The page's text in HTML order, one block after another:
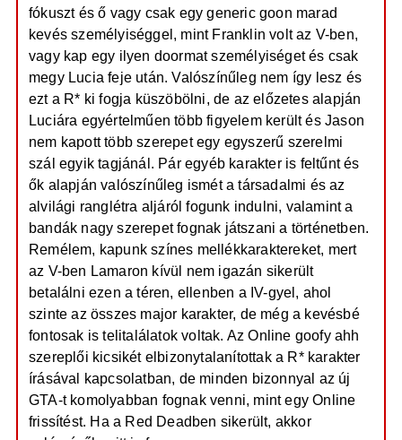
fókuszt és ő vagy csak egy generic goon marad
kevés személyiséggel, mint Franklin volt az V-ben,
vagy kap egy ilyen doormat személyiséget és csak
megy Lucia feje után. Valószínűleg nem így lesz és
ezt a R* ki fogja küszöbölni, de az előzetes alapján
Luciára egyértelműen több figyelem került és Jason
nem kapott több szerepet egy egyszerű szerelmi
szál egyik tagjánál. Pár egyéb karakter is feltűnt és
ők alapján valószínűleg ismét a társadalmi és az
alvilági ranglétra aljáról fogunk indulni, valamint a
bandák nagy szerepet fognak játszani a történetben.
Remélem, kapunk színes mellékkaraktereket, mert
az V-ben Lamaron kívül nem igazán sikerült
betalálni ezen a téren, ellenben a IV-gyel, ahol
szinte az összes major karakter, de még a kevésbé
fontosak is telitalálatok voltak. Az Online goofy ahh
szereplői kicsikét elbizonytalanítottak a R* karakter
írásával kapcsolatban, de minden bizonnyal az új
GTA-t komolyabban fognak venni, mint egy Online
frissítést. Ha a Red Deadben sikerült, akkor